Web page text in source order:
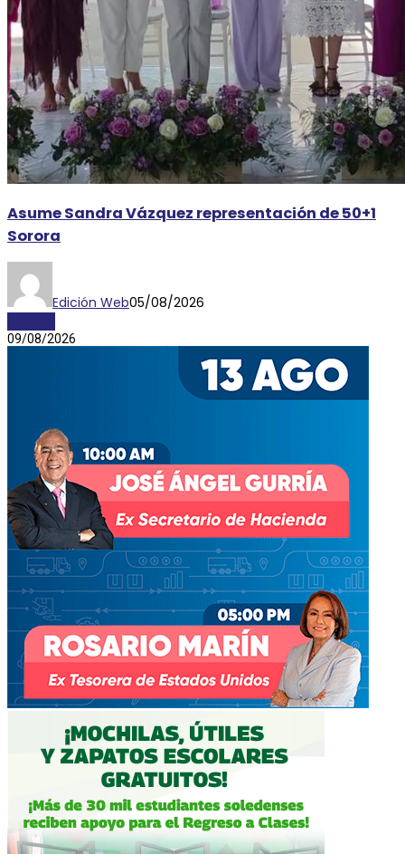
Asume Sandra Vázquez representación de 50+1
Sorora
Edición Web05/08/2026
09/08/2026